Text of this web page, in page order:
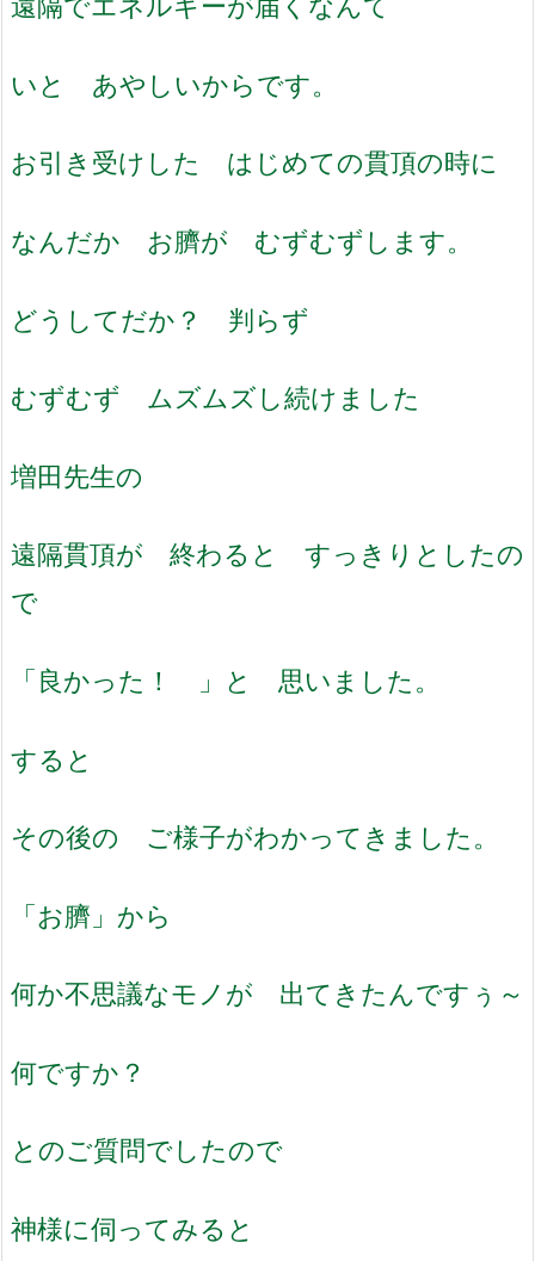
いと あやしいからです。
お引き受けした はじめての貫頂の時に
なんだか お臍が むずむずします。
どうしてだか？ 判らず
むずむず ムズムズし続けました
増田先生の
遠隔貫頂が 終わると すっきりとしたの
で
「良かった！ 」と 思いました。
すると
その後の ご様子がわかってきました。
「お臍」から
何か不思議なモノが 出てきたんですぅ～
何ですか？
とのご質問でしたので
神様に伺ってみると